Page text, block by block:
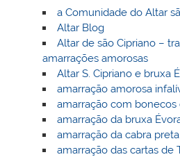
a Comunidade do Altar
Altar Blog
Altar de são Cipriano –
amarrações amorosas
Altar S. Cipriano e bruxa
amarração amorosa
amarração com bonecos
amarração da bruxa
amarração da cabra preta
amarração das cartas de